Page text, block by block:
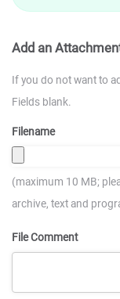
Add an
If you do not want to
Fields blank.
Filename
(maximum 10 MB;
archive, text and
File Comment